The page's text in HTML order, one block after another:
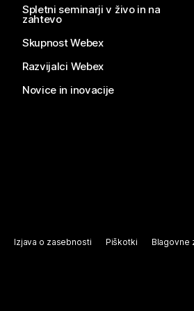
Spletni seminarji v živo in na
zahtevo
Skupnost Webex
Razvijalci Webex
Novice in inovacije
Izjava o zasebnosti Piškotki Blagovne